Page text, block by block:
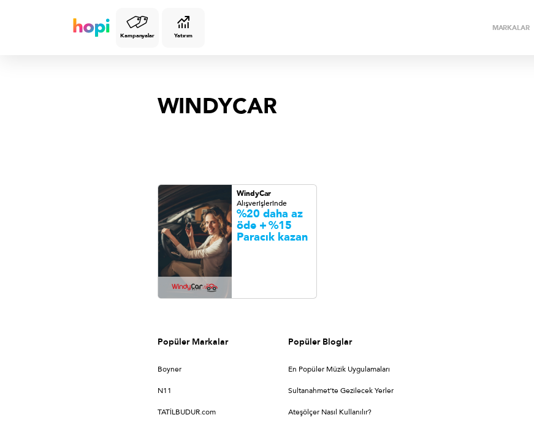
Kampanyalar Yatırım
MARKALAR
WINDYCAR
WindyCar
Alışverişlerinde
%20 daha az
öde +%15
Paracık kazan
Popüler Markalar
Boyner
N11
TATİLBUDUR.com
Popüler Bloglar
En Popüler Müzik Uygulamaları
Sultanahmet’te Gezilecek Yerler
Ateşölçer Nasıl Kullanılır?